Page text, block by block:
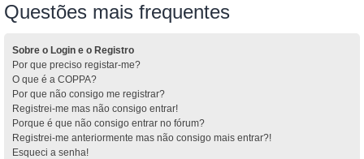
Questões mais frequentes
Sobre o Login e o Registro
Por que preciso registar-me?
O que é a COPPA?
Por que não consigo me registrar?
Registrei-me mas não consigo entrar!
Porque é que não consigo entrar no fórum?
Registrei-me anteriormente mas não consigo mais entrar?!
Esqueci a senha!